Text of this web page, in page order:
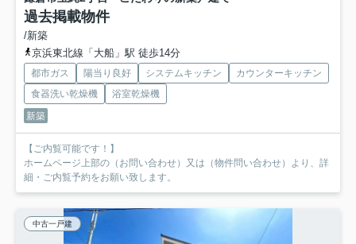
過去掲載物件
/新築
京浜東北線「大船」駅 徒歩14分
都市ガス 陽当り良好 システムキッチン
カウンターキッチン
食器洗い乾燥機
浴室乾燥機
新築
【ご内覧可能です！】
ホームページ上部の（お問い合わせ）又は（物件問い合わせ）より、詳
細・ご内覧予約をお願い致します。
中古一戸建